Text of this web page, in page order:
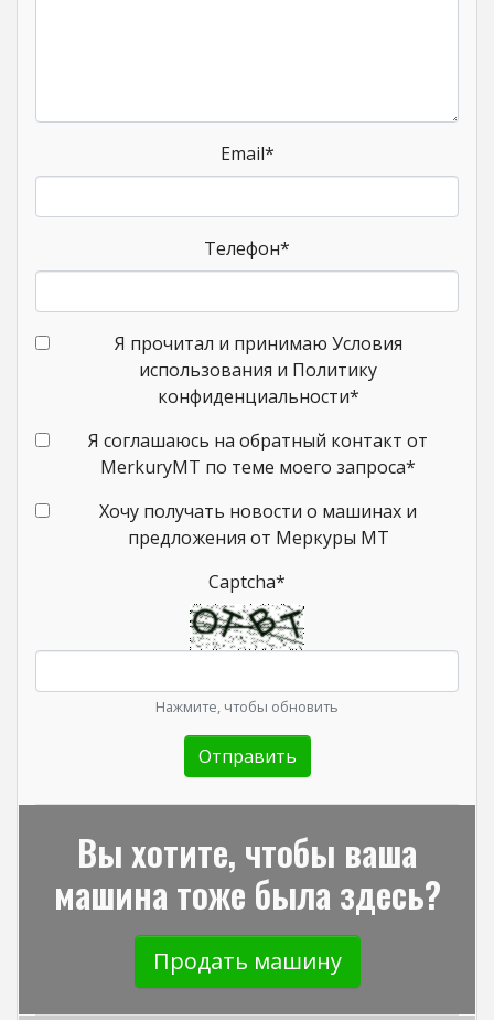
Email*
Телефон*
Я прочитал и принимаю Условия
использования и Политику
конфиденциальности*
Я соглашаюсь на обратный контакт от
MerkuryMT по теме моего запроса*
Хочу получать новости о машинах и
предложения от Меркуры МТ
Captcha*
Нажмите, чтобы обновить
Вы хотите, чтобы ваша
машина тоже была здесь?
Продать машину